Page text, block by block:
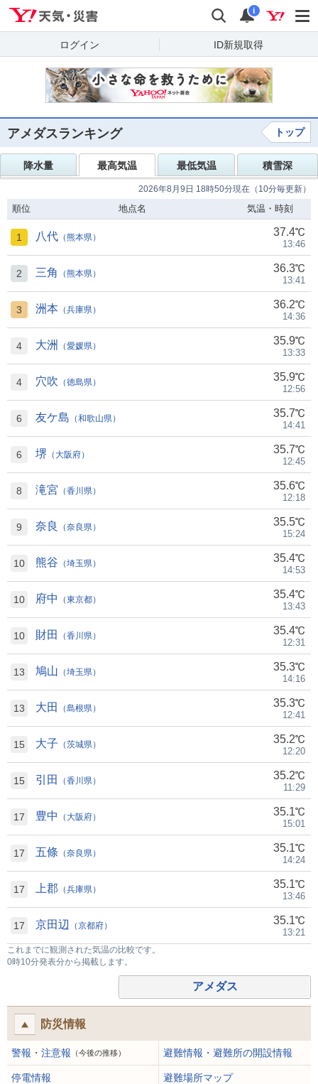
検索 通知
i
ログイン ID新規取得
アメダスランキング トップ
降水量 最高気温 最低気温 積雪深
2026年8月9日 18時50分現在（10分毎更新）
順位 地点名 気温・時刻
八代 （熊本県） 37.4℃
13:46
1
三角 （熊本県） 36.3℃
13:41
2
洲本 （兵庫県） 36.2℃
14:36
3
大洲 （愛媛県） 35.9℃
13:33
4
穴吹 （徳島県） 35.9℃
12:56
4
友ケ島 （和歌山県） 35.7℃
14:41
6
堺 （大阪府） 35.7℃
12:45
6
滝宮 （香川県） 35.6℃
12:18
8
奈良 （奈良県） 35.5℃
15:24
9
熊谷 （埼玉県） 35.4℃
14:53
10
府中 （東京都） 35.4℃
13:43
10
財田 （香川県） 35.4℃
12:31
10
鳩山 （埼玉県） 35.3℃
14:16
13
大田 （島根県） 35.3℃
12:41
13
大子 （茨城県） 35.2℃
12:20
15
引田 （香川県） 35.2℃
11:29
15
豊中 （大阪府） 35.1℃
15:01
17
五條 （奈良県） 35.1℃
14:24
17
上郡 （兵庫県） 35.1℃
13:46
17
京田辺 （京都府） 35.1℃
13:21
17
これまでに観測された気温の比較です。
0時10分発表分から掲載します。
アメダス
防災情報
警報・注意報 （今後の推移） 避難情報・避難所の開設情報
停電情報
避難場所マップ